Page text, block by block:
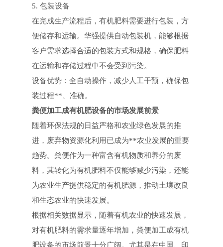
5. 包装设备
在完成生产流程后，有机肥料需要进行包装，方
便储存和运输。华强提供自动包装机，能够根据
客户需求选择合适的包装方式和规格，确保肥料
在运输和存储过程中不会受到污染。
设备优势：全自动操作，减少人工干预，确保包
装过程**、准确。
粪便加工成有机肥设备的市场发展前景
随着环保法规的日益严格和农业绿色发展的推
进，废弃物资源化利用已成为**农业发展的重要
趋势。粪便作为一种富含有机物质和养分的废
料，其转化为有机肥料不仅能够减少污染，还能
为农业生产提供稳定的有机肥源，推动土壤改良
和生态农业的快速发展。
根据相关数据显示，随着有机农业的快速发展，
对有机肥料的需求量逐年增加，粪便加工成有机
肥设备的市场前景十分广阔。尤其是在中国、印